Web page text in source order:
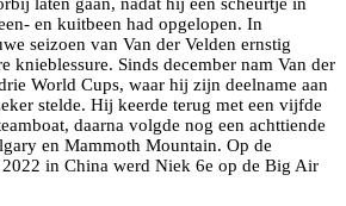
en kuitbeen had opgelopen. In
seizoen van Van der Velden ernstig
knieblessure. Sinds december nam Van der
World Cups, waar hij zijn deelname aan
stelde. Hij keerde terug met een vijfde
daarna volgde nog een achttiende
en Mammoth Mountain. Op de
in China werd Niek 6e op de Big Air